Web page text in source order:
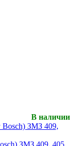
В наличии
ЗМЗ 409, 405